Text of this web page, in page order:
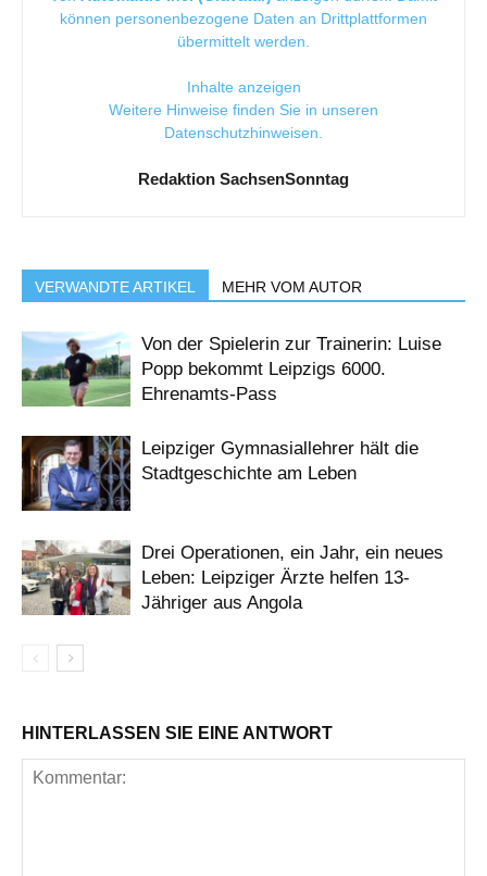
können personenbezogene Daten an Drittplattformen
übermittelt werden.
Inhalte anzeigen
Weitere Hinweise finden Sie in unseren
Datenschutzhinweisen.
Redaktion SachsenSonntag
VERWANDTE ARTIKEL MEHR VOM AUTOR
Von der Spielerin zur Trainerin: Luise
Popp bekommt Leipzigs 6000.
Ehrenamts-Pass
Leipziger Gymnasiallehrer hält die
Stadtgeschichte am Leben
Drei Operationen, ein Jahr, ein neues
Leben: Leipziger Ärzte helfen 13-
Jähriger aus Angola
HINTERLASSEN SIE EINE ANTWORT